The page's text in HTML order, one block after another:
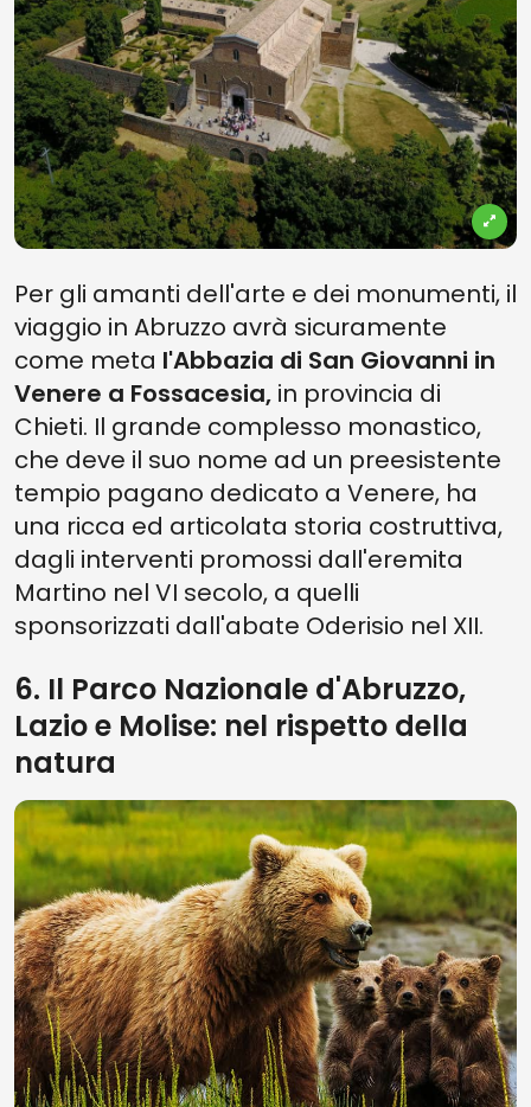
Per gli amanti dell'arte e dei monumenti, il
viaggio in Abruzzo avrà sicuramente
come meta l'Abbazia di San Giovanni in
Venere a Fossacesia, in provincia di
Chieti. Il grande complesso monastico,
che deve il suo nome ad un preesistente
tempio pagano dedicato a Venere, ha
una ricca ed articolata storia costruttiva,
dagli interventi promossi dall'eremita
Martino nel VI secolo, a quelli
sponsorizzati dall'abate Oderisio nel XII.
6. Il Parco Nazionale d'Abruzzo,
Lazio e Molise: nel rispetto della
natura